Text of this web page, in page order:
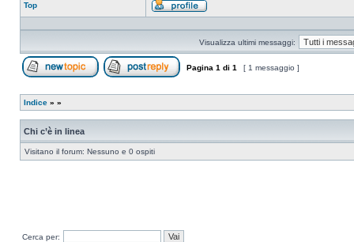
Top
Profilo
Visualizza ultimi messaggi:
Pagina 1 di 1 [ 1 messaggio ]
Indice » »
Chi c’è in linea
Visitano il forum: Nessuno e 0 ospiti
Cerca per: